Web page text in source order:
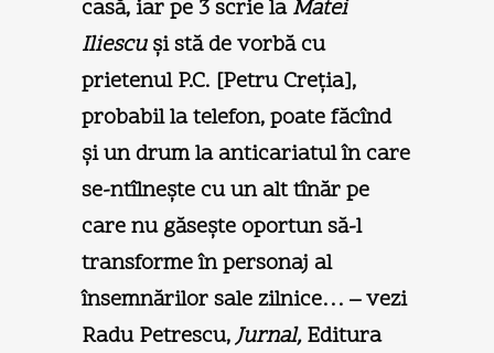
casă, iar pe 3 scrie laMatei
Iliescuşi stă de vorbă cu
prietenul P.C. [Petru Creţia],
probabil la telefon, poate făcînd
şi un drum la anticariatul în care
se-ntîlneşte cu un alt tînăr pe
care nu găseşte oportun să-l
transforme în personaj al
însemnărilor sale zilnice… – vezi
Radu Petrescu,Jurnal,Editura